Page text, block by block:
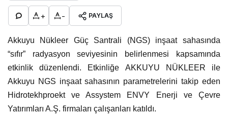
+ - PAYLAŞ
Akkuyu Nükleer Güç Santrali (NGS) inşaat sahasında
“sıfır” radyasyon seviyesinin belirlenmesi kapsamında
etkinlik düzenlendi. Etkinliğe AKKUYU NÜKLEER ile
Akkuyu NGS inşaat sahasının parametrelerini takip eden
Hidrotekhproekt ve Assystem ENVY Enerji ve Çevre
Yatırımları A.Ş. firmaları çalışanları katıldı.